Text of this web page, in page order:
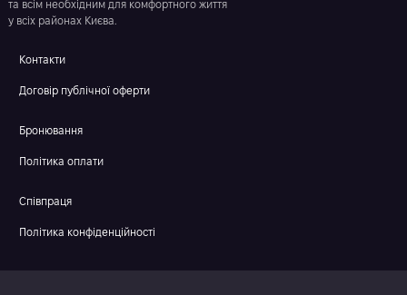
та всім необхідним для комфортного життя
у всіх районах Києва.
Контакти
Договір публічної оферти
Бронювання
Політика оплати
Співпраця
Політика конфіденційності